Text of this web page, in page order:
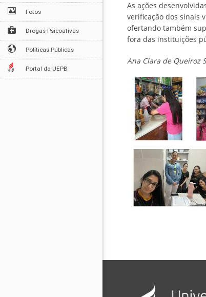
Fotos
Drogas Psicoativas
Políticas Públicas
Portal da UEPB
As ações
verificação dos sinais
ofertando também
fora das instituições
Ana Clara de Queiroz